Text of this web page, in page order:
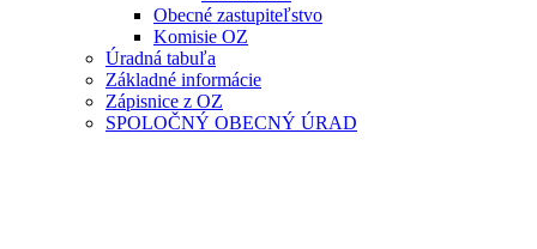
Obecné zastupiteľstvo
Komisie OZ
Úradná tabuľa
Základné informácie
Zápisnice z OZ
SPOLOČNÝ OBECNÝ ÚRAD